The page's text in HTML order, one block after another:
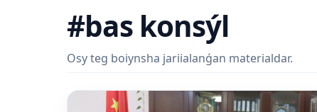
#bas konsýl
Osy teg boiynsha jariialanǵan materialdar.